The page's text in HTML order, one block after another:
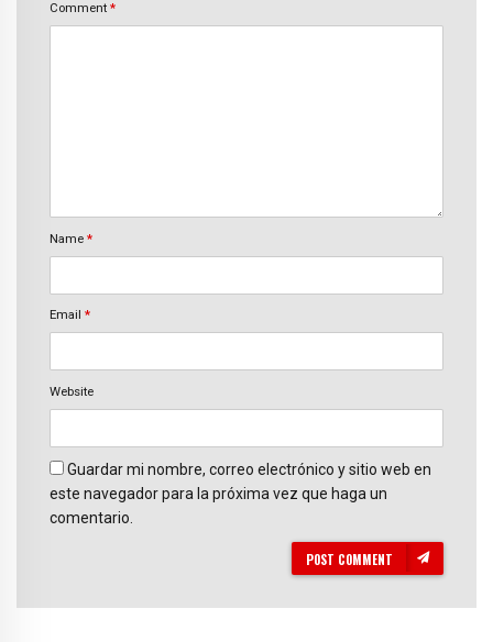
Comment *
Name *
Email *
Website
Guardar mi nombre, correo electrónico y sitio web en
este navegador para la próxima vez que haga un
comentario.
POST COMMENT